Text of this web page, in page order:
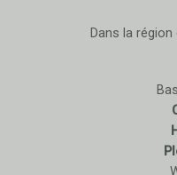
Dans la